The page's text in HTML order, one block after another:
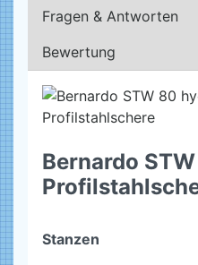
Fragen & Antworten
Bewertung
Bernardo
Stanzen